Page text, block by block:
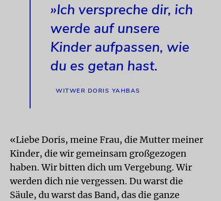
»Ich verspreche dir, ich
werde auf unsere
Kinder aufpassen, wie
du es getan hast.
WITWER DORIS YAHBAS
«Liebe Doris, meine Frau, die Mutter meiner
Kinder, die wir gemeinsam großgezogen
haben. Wir bitten dich um Vergebung. Wir
werden dich nie vergessen. Du warst die
Säule, du warst das Band, das die ganze